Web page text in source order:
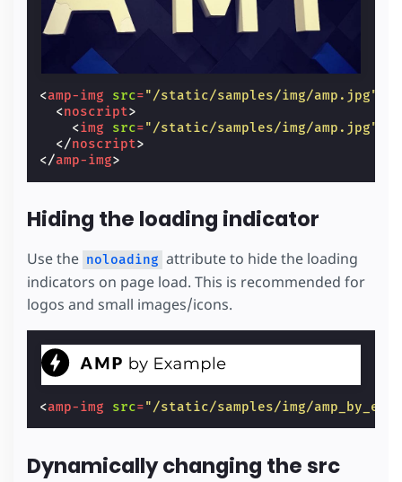
<amp-img src="/static/samples/img/amp.jpg"
<noscript>
<img src="/static/samples/img/amp.jpg"
</noscript>
</amp-img>
Hiding the loading indicator
Use the noloading attribute to hide the loading
indicators on page load. This is recommended for
logos and small images/icons.
<amp-img src="/static/samples/img/
Dynamically changing the src